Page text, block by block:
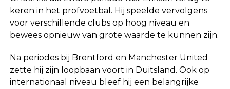
keren in het profvoetbal. Hij speelde vervolgens
voor verschillende clubs op hoog niveau en
bewees opnieuw van grote waarde te kunnen zijn.
Na periodes bij Brentford en Manchester United
zette hij zijn loopbaan voort in Duitsland. Ook op
internationaal niveau bleef hij een belangrijke